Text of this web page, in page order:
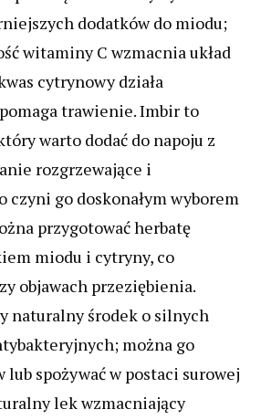
dodatków do miodu;
witaminy C wzmacnia układ
cytrynowy działa
trawienie. Imbir to
warto dodać do napoju z
rozgrzewające i
czyni go doskonałym wyborem
przygotować herbatę
miodu i cytryny, co
objawach przeziębienia.
naturalny środek o silnych
można go
lub spożywać w postaci surowej
lek wzmacniający